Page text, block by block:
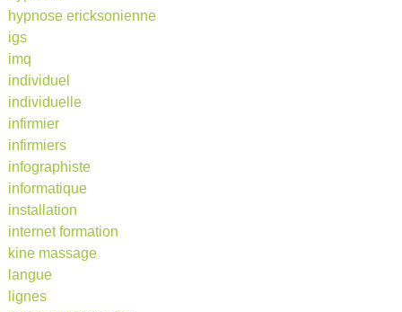
hypnose ericksonienne
igs
imq
individuel
individuelle
infirmier
infirmiers
infographiste
informatique
installation
internet formation
kine massage
langue
lignes